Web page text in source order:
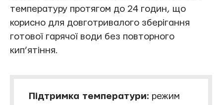
температуру протягом до 24 годин, що
корисно для довготривалого зберігання
готової гарячої води без повторного
кип’ятіння.
Підтримка температури: режим